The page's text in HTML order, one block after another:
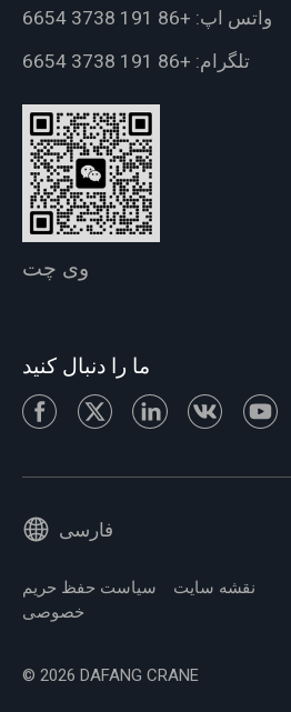
واتس اپ: +86 191 3738 6654
تلگرام: +86 191 3738 6654
وی چت
ما را دنبال کنید
فارسی
سیاست حفظ حریم
خصوصی
نقشه سایت
© 2026 DAFANG CRANE